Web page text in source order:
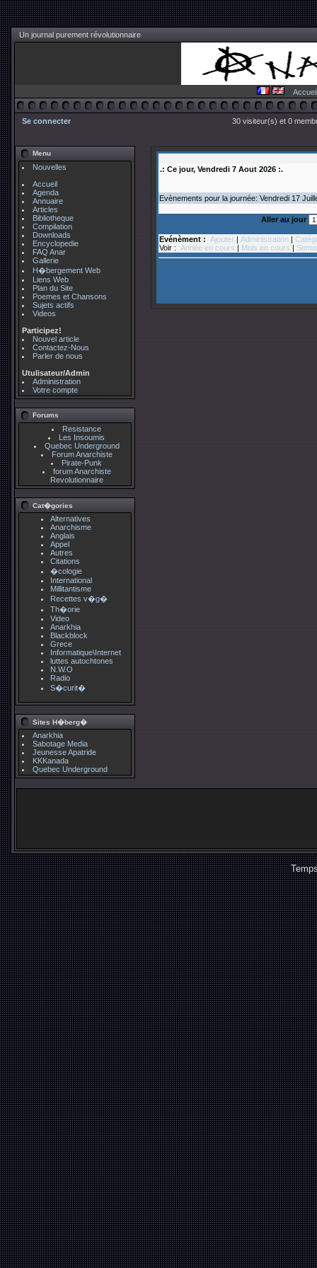
Un journal purement révolutionnaire
Accueil
Se connecter 30 visiteur(s) et 0
Menu
Nouvelles
Accueil
Agenda
Annuaire
Articles
Bibliotheque
Compilation
Downloads
Encyclopedie
FAQ Anar
Gallerie
H�bergement Web
Liens Web
Plan du Site
Poemes et Chansons
Sujets actifs
Videos
Participez!
Nouvel article
Contactez-Nous
Parler de nous
Utulisateur/Admin
Administration
Votre compte
Forums
Resistance
Les Insoumis
Quebec Underground
Forum Anarchiste
Pirate-Punk
forum Anarchiste
Revolutionnaire
Cat�gories
Alternatives
Anarchisme
Anglais
Appel
Autres
Citations
�cologie
International
Millitantisme
Recettes v�g�
Th�orie
Video
Anarkhia
Blackblock
Grece
Informatique\Internet
luttes autochtones
N.W.O
Radio
S�curit�
Sites H�berg�
Anarkhia
Sabotage Media
Jeunesse Apatride
KKKanada
Quebec Underground
.: Ce jour, Vendredi 7 Aout 2026 :.
Evènements pour la journée: Vendredi 17
Aller au jour
Evénèment : Ajouter | Administration |
Voir : Année en cours | Mois en cours |